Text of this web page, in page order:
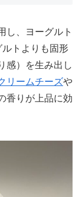
し、ヨーグルト
トよりも固形
感）を生み出し
リームチーズや
香りが上品に効